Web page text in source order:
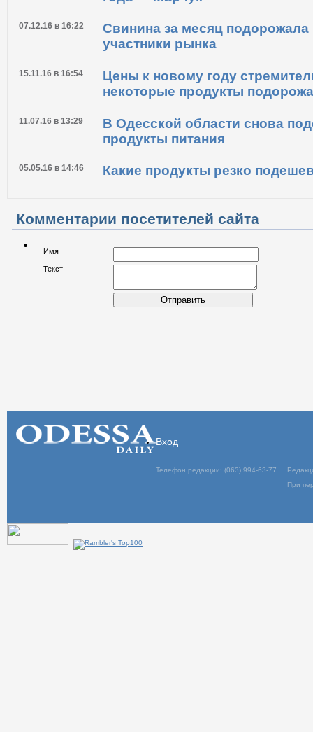
07.12.16 в 16:22
Свинина за месяц
участники рынка
15.11.16 в 16:54
Цены к новому году
некоторые продукты
11.07.16 в 13:29
В Одесской области снова
продукты питания
05.05.16 в 14:46 Какие продукты резко
Комментарии посетителей сайта
Имя
Текст
Отправить
Вход
Телефон редакции: (063) 994-63-77
При